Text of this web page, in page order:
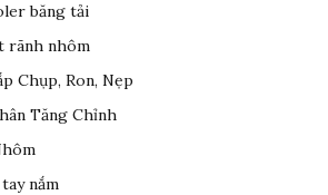
băng tải
rãnh nhôm
Chụp, Ron, Nẹp
Tăng Chỉnh
nắm